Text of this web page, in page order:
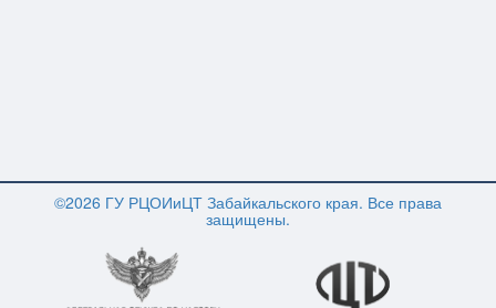
©2026 ГУ РЦОИиЦТ Забайкальского края. Все права
защищены.